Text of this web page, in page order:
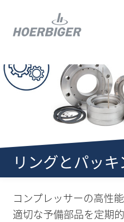
リングとパッ
コンプレッサーの高性
適切な予備部品を定期